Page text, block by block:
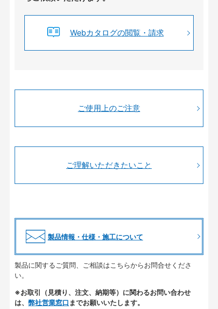
Webカタログの閲覧・請求
ご使用上のご注意
ご理解いただきたいこと
製品情報・仕様・施工について
製品に関するご質問、ご相談はこちらからお問合せくださ
い。
※お取引（見積り、注文、納期等）に関わるお問い合わせ
は、 弊社営業窓口 までお願いいたします。